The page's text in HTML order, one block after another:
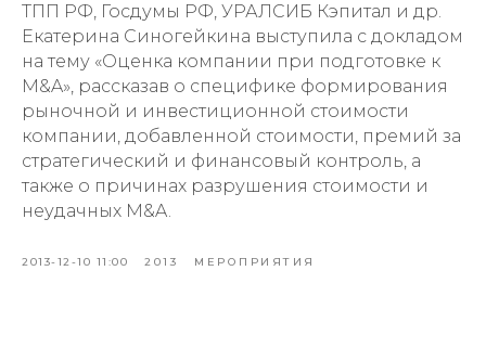
ТПП РФ, Госдумы РФ, УРАЛСИБ Кэпитал и др.
Екатерина Синогейкина выступила с докладом
на тему «Оценка компании при подготовке к
M&A», рассказав о специфике формирования
рыночной и инвестиционной стоимости
компании, добавленной стоимости, премий за
стратегический и финансовый контроль, а
также о причинах разрушения стоимости и
неудачных M&A.
2013-12-10 11:00 2013 МЕРОПРИЯТИЯ